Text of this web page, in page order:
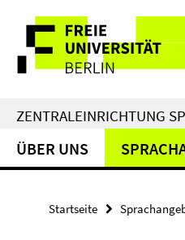
direkt
Inhalt
Service-
Navigation
ZENTRALEINRICHTUNG
ÜBER UNS
Startseite